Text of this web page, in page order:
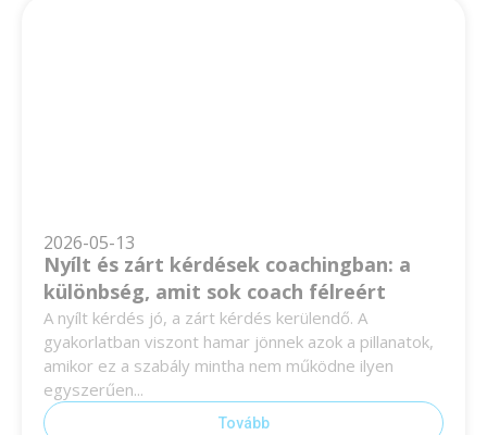
2026-05-13
Nyílt és zárt kérdések coachingban: a
különbség, amit sok coach félreért
A nyílt kérdés jó, a zárt kérdés kerülendő. A
gyakorlatban viszont hamar jönnek azok a pillanatok,
amikor ez a szabály mintha nem működne ilyen
egyszerűen...
Tovább